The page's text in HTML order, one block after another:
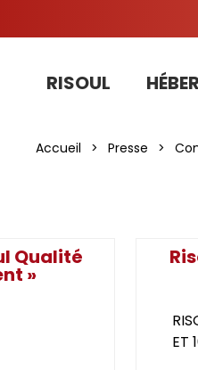
RISOUL
Accueil > Presse >
Qualité
»
ET